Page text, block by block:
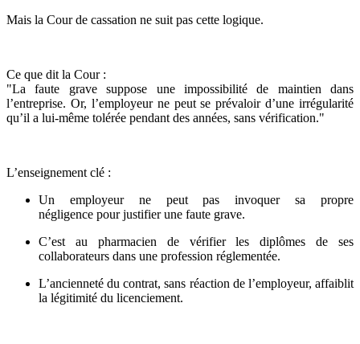
Mais la Cour de cassation ne suit pas cette logique.
Ce que dit la Cour :
"La faute grave suppose une impossibilité de maintien dans
l’entreprise. Or, l’employeur ne peut se prévaloir d’une irrégularité
qu’il a lui-même tolérée pendant des années, sans vérification."
L’enseignement clé :
Un employeur ne peut pas invoquer sa propre
négligence pour justifier une faute grave.
C’est au pharmacien de vérifier les diplômes de ses
collaborateurs dans une profession réglementée.
L’ancienneté du contrat, sans réaction de l’employeur, affaiblit
la légitimité du licenciement.